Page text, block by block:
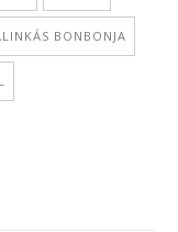
BONBONJA